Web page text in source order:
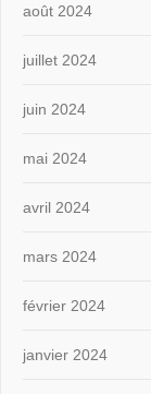
août 2024
juillet 2024
juin 2024
mai 2024
avril 2024
mars 2024
février 2024
janvier 2024